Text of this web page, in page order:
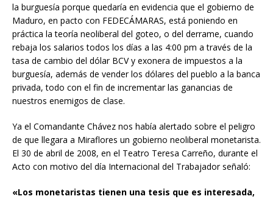
la burguesía porque quedaría en evidencia que el gobierno de
Maduro, en pacto con FEDECÁMARAS, está poniendo en
práctica la teoría neoliberal del goteo, o del derrame, cuando
rebaja los salarios todos los días a las 4:00 pm a través de la
tasa de cambio del dólar BCV y exonera de impuestos a la
burguesía, además de vender los dólares del pueblo a la banca
privada, todo con el fin de incrementar las ganancias de
nuestros enemigos de clase.
Ya el Comandante Chávez nos había alertado sobre el peligro
de que llegara a Miraflores un gobierno neoliberal monetarista.
El 30 de abril de 2008, en el Teatro Teresa Carreño, durante el
Acto con motivo del día Internacional del Trabajador señaló:
«Los monetaristas tienen una tesis que es interesada,